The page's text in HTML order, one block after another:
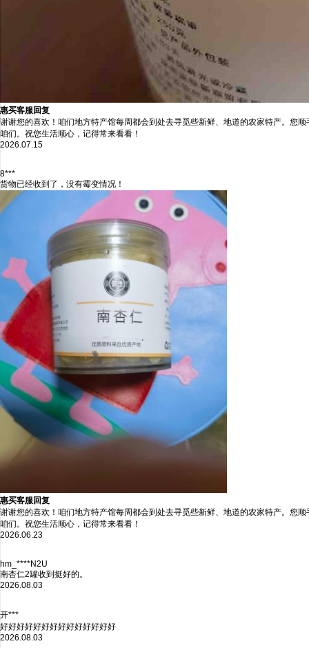
惠买客服回复
谢谢您的喜欢！咱们地方特产馆每周都会到处去寻觅些新鲜、地道的农家特产。您
咱们。祝您生活顺心，记得常来看看！
2026.07.15
8***
货物已经收到了，没有霉变情况！
惠买客服回复
谢谢您的喜欢！咱们地方特产馆每周都会到处去寻觅些新鲜、地道的农家特产。您
咱们。祝您生活顺心，记得常来看看！
2026.06.23
hm_****N2U
南杏仁2罐收到挺好的。
2026.08.03
开***
好好好好好好好好好好好好好好
2026.08.03